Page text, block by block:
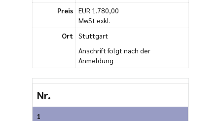
Preis
EUR 1.780,00
MwSt exkl.
Ort
Stuttgart
Anschrift folgt nach der
Anmeldung
Nr.
1